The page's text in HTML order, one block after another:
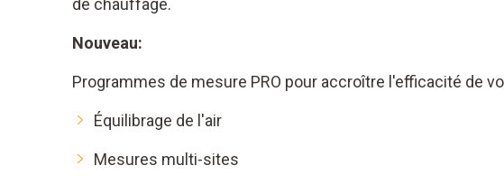
Nouveau:
Programmes de mesure PRO pour accroître l'efficacité de
Équilibrage de l'air
Mesures multi-sites